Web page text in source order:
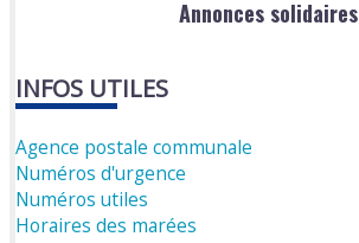
Annonces solidaires
INFOS UTILES
Agence postale communale
Numéros d'urgence
Numéros utiles
Horaires des marées